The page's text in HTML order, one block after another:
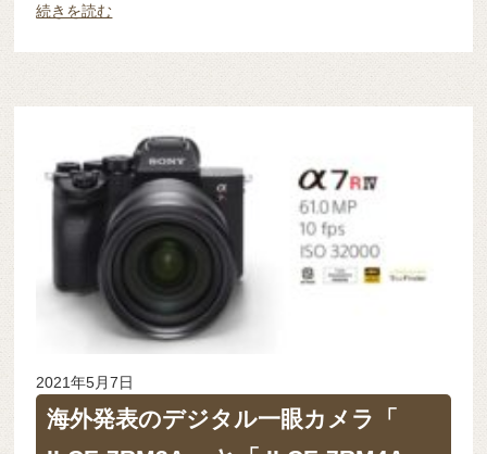
続きを読む
2021年5月7日
海外発表のデジタル一眼カメラ「